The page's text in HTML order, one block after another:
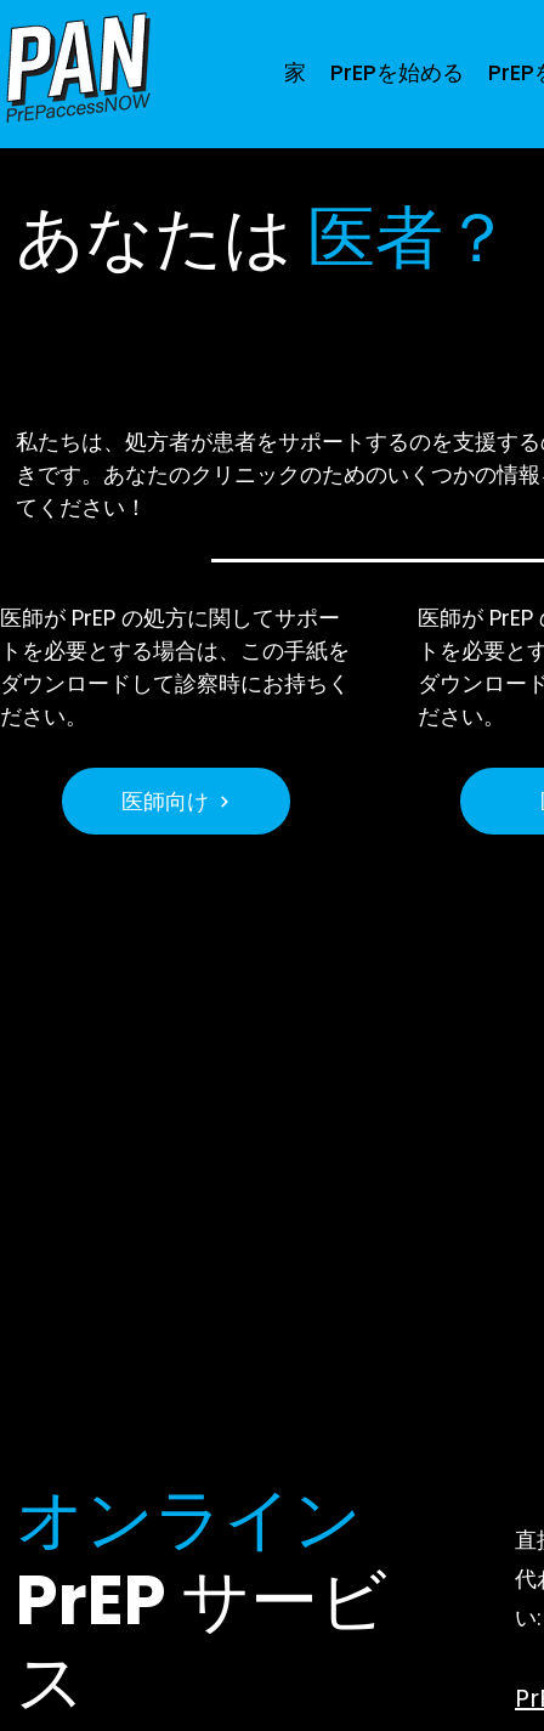
家 PrEPを始める PrEP
あなたは 医者？
私たちは、処方者が患者をサポートするのを支援す
きです。あなたのクリニックのためのいくつかの情
てください！
医師が PrEP の処方に関してサポー
トを必要とする場合は、この手紙を
ダウンロードして診察時にお持ちく
ださい。
医師向け
医師が
トを必要と
ダウンロー
ださい。
オンライン
PrEP サービ
ス
直
代
い: